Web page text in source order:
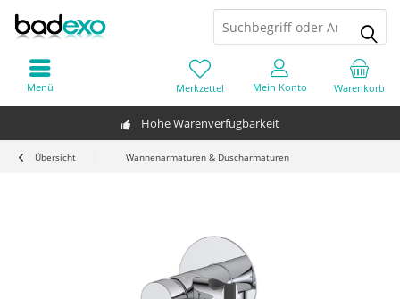
Hohe Warenverfügbarkeit
Warenkorb
Merkzettel Mein Konto
Menü
Übersicht Wannenarmaturen & Duscharmaturen